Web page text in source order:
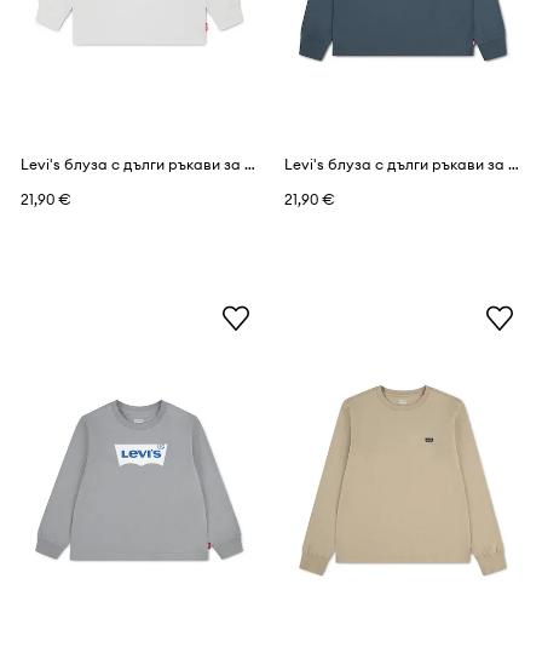
Levi's блуза с дълги ръкави за деца с памук HERITAGE LOGOS TEE
21,90 €
Levi's блуза с дълги ръкави за деца с памук GRAPHIC TEE SHIRT
21,90 €